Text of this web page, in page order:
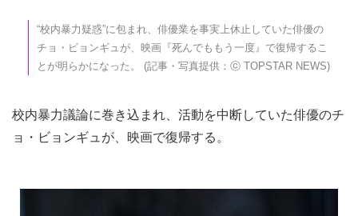
“校内暴力疑惑”に包まれ、俳優業を事実上休止していた俳優の
チョ・ビョンギュが、映画『死んでももう一度』で復帰するこ
とが明らかになった。 (記事・写真提供：ⓒ TOPSTAR NEWS)
校内暴力議論に巻き込まれ、活動を中断していた俳優のチ
ョ・ビョンギュが、映画で復帰する。